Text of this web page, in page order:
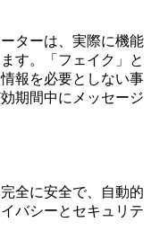
ターは、実際に機能
す。「フェイク」と
報を必要としない事
期間中にメッセージ
全に安全で、自動的
バシーとセキュリテ